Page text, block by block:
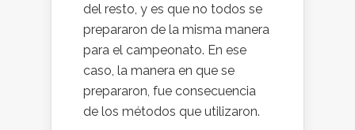
del resto, y es que no todos se
prepararon de la misma manera
para el campeonato. En ese
caso, la manera en que se
prepararon, fue consecuencia
de los métodos que utilizaron.